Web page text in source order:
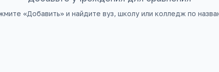
«Добавить» и найдите вуз, школу или колледж по